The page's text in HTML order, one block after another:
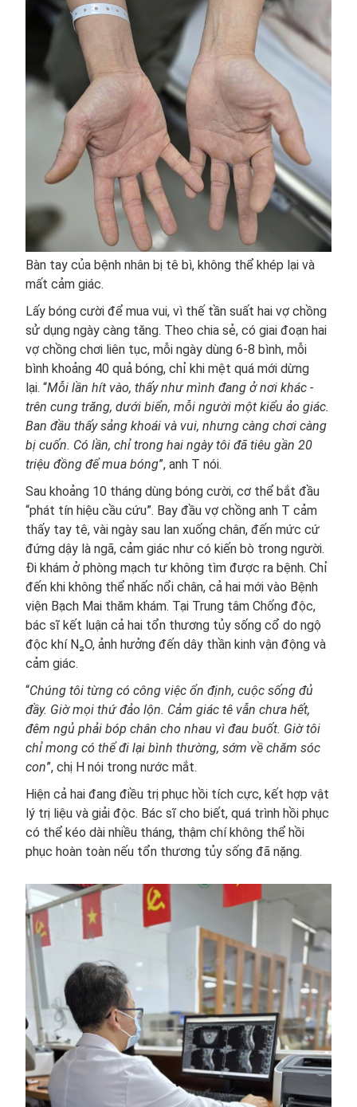
Bàn tay của bệnh nhân bị tê bì, không thể khép lại và
mất cảm giác.
Lấy bóng cười để mua vui, vì thế tần suất hai vợ chồng
sử dụng ngày càng tăng. Theo chia sẻ, có giai đoạn hai
vợ chồng chơi liên tục, mỗi ngày dùng 6-8 bình, mỗi
bình khoảng 40 quả bóng, chỉ khi mệt quá mới dừng
lại. “Mỗi lần hít vào, thấy như mình đang ở nơi khác -
trên cung trăng, dưới biển, mỗi người một kiểu ảo giác.
Ban đầu thấy sảng khoái và vui, nhưng càng chơi càng
bị cuốn. Có lần, chỉ trong hai ngày tôi đã tiêu gần 20
triệu đồng để mua bóng”, anh T nói.
Sau khoảng 10 tháng dùng bóng cười, cơ thể bắt đầu
“phát tín hiệu cầu cứu”. Bay đầu vợ chồng anh T cảm
thấy tay tê, vài ngày sau lan xuống chân, đến mức cứ
đứng dậy là ngã, cảm giác như có kiến bò trong người.
Đi khám ở phòng mạch tư không tìm được ra bệnh. Chỉ
đến khi không thể nhấc nổi chân, cả hai mới vào Bệnh
viện Bạch Mai thăm khám. Tại Trung tâm Chống độc,
bác sĩ kết luận cả hai tổn thương tủy sống cổ do ngộ
độc khí N₂O, ảnh hưởng đến dây thần kinh vận động và
cảm giác.
“Chúng tôi từng có công việc ổn định, cuộc sống đủ
đầy. Giờ mọi thứ đảo lộn. Cảm giác tê vẫn chưa hết,
đêm ngủ phải bóp chân cho nhau vì đau buốt. Giờ tôi
chỉ mong có thể đi lại bình thường, sớm về chăm sóc
con”, chị H nói trong nước mắt.
Hiện cả hai đang điều trị phục hồi tích cực, kết hợp vật
lý trị liệu và giải độc. Bác sĩ cho biết, quá trình hồi phục
có thể kéo dài nhiều tháng, thậm chí không thể hồi
phục hoàn toàn nếu tổn thương tủy sống đã nặng.